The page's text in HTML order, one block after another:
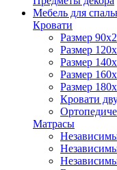
Мебель для
Кровати
Размер
Размер
Размер
Размер
Размер
Кровати
Матрасы